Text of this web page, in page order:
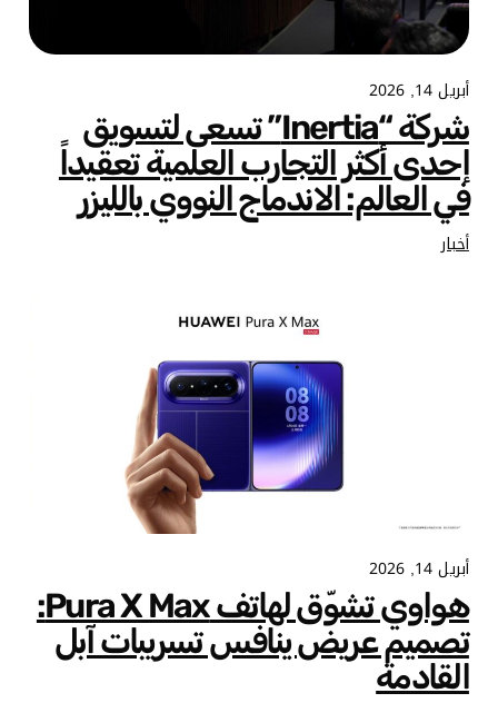
أبريل 14, 2026
شركة “Inertia” تسعى لتسويق
إحدى أكثر التجارب العلمية تعقيداً
في العالم: الاندماج النووي بالليزر
أخبار
أبريل 14, 2026
هواوي تشوّق لهاتف Pura X Max:
تصميم عريض ينافس تسريبات آبل
القادمة